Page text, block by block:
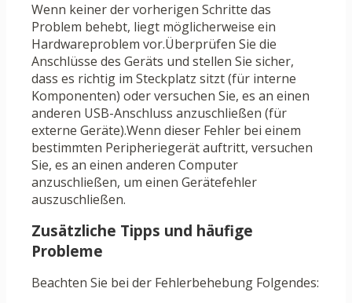
Wenn keiner der vorherigen Schritte das
Problem behebt, liegt möglicherweise ein
Hardwareproblem vor.Überprüfen Sie die
Anschlüsse des Geräts und stellen Sie sicher,
dass es richtig im Steckplatz sitzt (für interne
Komponenten) oder versuchen Sie, es an einen
anderen USB-Anschluss anzuschließen (für
externe Geräte).Wenn dieser Fehler bei einem
bestimmten Peripheriegerät auftritt, versuchen
Sie, es an einen anderen Computer
anzuschließen, um einen Gerätefehler
auszuschließen.
Zusätzliche Tipps und häufige
Probleme
Beachten Sie bei der Fehlerbehebung Folgendes: